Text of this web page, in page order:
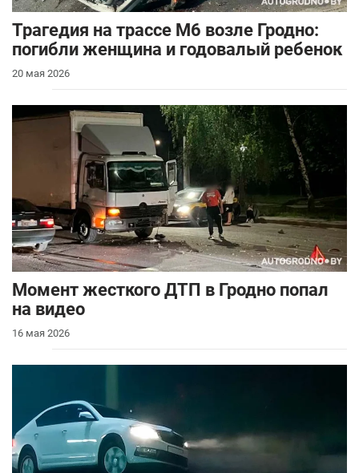
Трагедия на трассе М6 возле Гродно:
погибли женщина и годовалый ребенок
20 мая 2026
Момент жесткого ДТП в Гродно попал
на видео
16 мая 2026